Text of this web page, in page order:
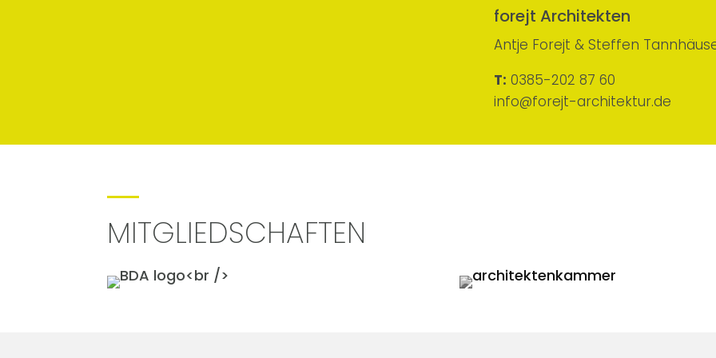
forejt Architekten
Antje Forejt & Steffen
T: 0385-202 87 60
info@forejt-architektur.de
MITGLIEDSCHAFTEN